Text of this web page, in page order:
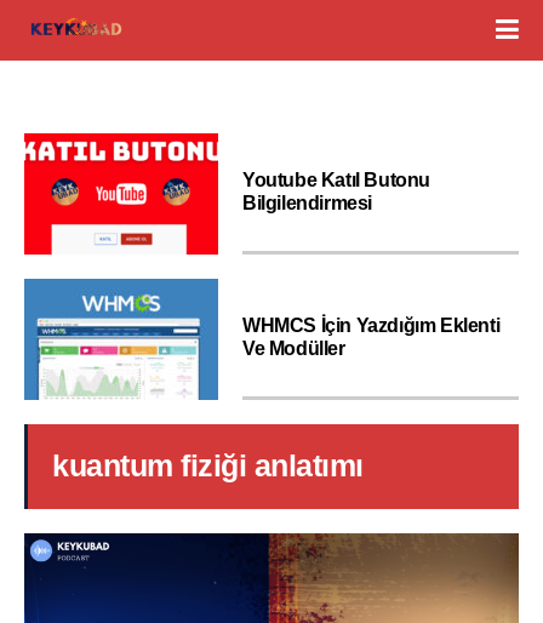
Youtube Katıl Butonu
Bilgilendirmesi
WHMCS İçin Yazdığım Eklenti
Ve Modüller
kuantum fiziği anlatımı